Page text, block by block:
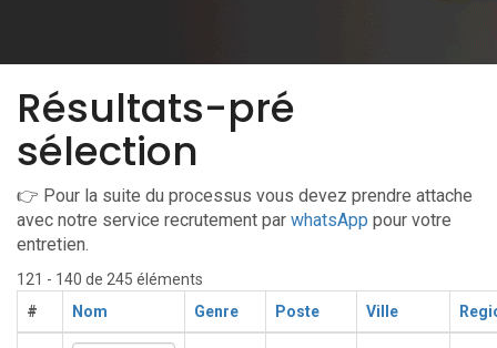
Résultats-pré
sélection
👉 Pour la suite du processus vous devez prendre attache
avec notre service recrutement par whatsApp pour votre
entretien.
121 - 140 de 245 éléments
#
Nom Genre Poste Ville